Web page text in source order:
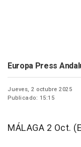
Europa Press
Jueves, 2 octubre 2025
Publicado: 15:15
MÁLAGA 2 Oct.